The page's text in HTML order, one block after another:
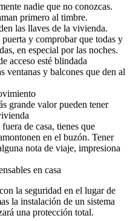
nadie que no conozcas.
primero al timbre.
las llaves de la vivienda.
y comprobar que todas y
en especial por las noches.
acceso esté blindada
ventanas y balcones que den al
grande valor pueden tener
de casa, tienes que
en el buzón. Tener
nota de viaje, impresiona
en casa
la seguridad en el lugar de
la instalación de un sistema
una protección total.